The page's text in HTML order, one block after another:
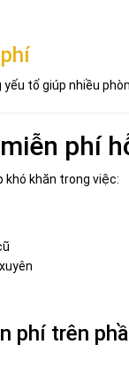
tố giúp nhiều
phí
khó khăn trong việc:
phí trên